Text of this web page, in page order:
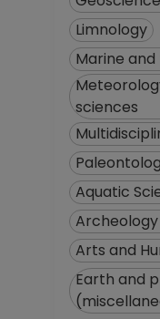
Limnology
Marine
sciences
Aquatic
Arts and
Earth and